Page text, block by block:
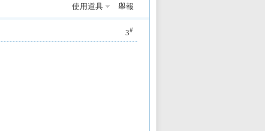
使用道具 舉報
3#